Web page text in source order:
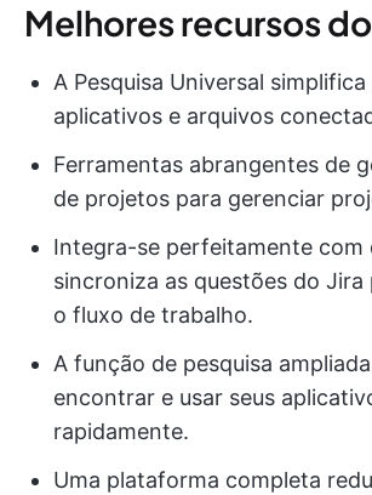
Melhores recursos
A Pesquisa Universal
aplicativos e arquivos
Ferramentas abrangentes de
de projetos para gerenciar
Integra-se perfeitamente com
sincroniza as questões do Jira
o fluxo de trabalho.
A função de pesquisa
encontrar e usar seus
rapidamente.
Uma plataforma completa